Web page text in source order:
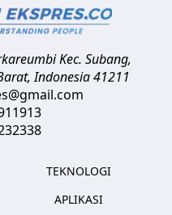
Kec. Subang,
,Indonesia41211
TEKNOLOGI
APLIKASI